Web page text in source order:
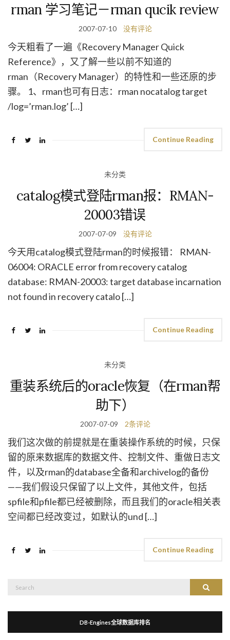
rman 学习笔记－rman qucik review
2007-07-10 没有评论
今天粗看了一遍《Recovery Manager Quick
Reference》，又了解一些以前不知道的
rman（Recovery Manager）的特性和一些还原的步
骤。 1、rman也可有日志：rman nocatalog target
/log=’rman.log’ […]
Continue Reading
未分类
catalog模式登陆rman报：RMAN-
20003错误
2007-07-09 没有评论
今天用catalog模式登陆rman的时候报错： RMAN-
06004: ORACLE error from recovery catalog
database: RMAN-20003: target database incarnation
not found in recovery catalo […]
Continue Reading
未分类
重装系统后的oracle恢复（在rman帮
助下）
2007-07-09 2条评论
我们这次做的前提就是在重装操作系统的时候，只保
留的原来数据库的数据文件、控制文件、重做日志文
件，以及rman的database全备和archivelog的备份
——我们假设只保留了以上文件，其他文件，包括
spfile和pfile都已经被删除，而且我们的oracle相关表
空间都已经改变过，如默认的und […]
Continue Reading
Search
DB-Engines全球数据库排名